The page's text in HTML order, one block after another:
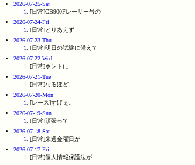
2026-07-25-Sat
1. [日常]CB900Fレーサー号の
2026-07-24-Fri
1. [日常]とりあえず
2026-07-23-Thu
1. [日常]明日の試験に備えて
2026-07-22-Wed
1. [日常]ホントに
2026-07-21-Tue
1. [日常]なるほど
2026-07-20-Mon
1. [レース]すげぇ。
2026-07-19-Sun
1. [日常]頑張って
2026-07-18-Sat
1. [日常]来週金曜日が
2026-07-17-Fri
1. [日常]個人情報保護法が